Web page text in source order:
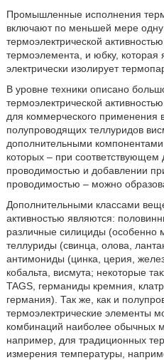
Промышленные исполнения
включают по меньшей мере
термоэлектрической
термоэлемента, и юбку, которая
электрически изолирует
В уровне техники описано
термоэлектрической
для коммерческого применения
полупроводящих теллуридов
дополнительными
которых – при
проводимостью и добавлении
проводимостью – можно
Дополнительными классами
активностью являются:
различные силициды (особенно
теллуриды (свинца, олова,
антимониды (цинка, церия,
кобальта, висмута; некоторые
TAGS, германиды кремния,
германия). Так же, как и
термоэлектрические элементы
комбинаций наиболее обычных
например, для традиционных
измерения температуры,